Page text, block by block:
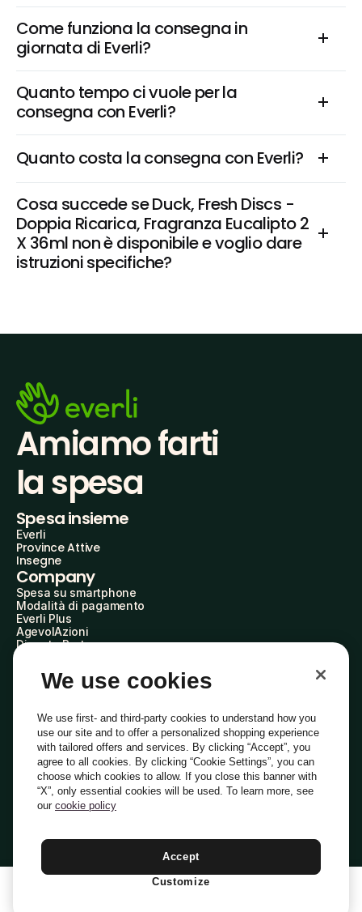
Come funziona la consegna in
giornata di Everli?
Quanto tempo ci vuole per la
consegna con Everli?
Quanto costa la consegna con Everli?
Cosa succede se Duck, Fresh Discs -
Doppia Ricarica, Fragranza Eucalipto 2
X 36ml non è disponibile e voglio dare
istruzioni specifiche?
Amiamo farti
la spesa
Spesa insieme
Everli
Province Attive
Insegne
Company
Spesa su smartphone
Modalità di pagamento
Everli Plus
AgevolAzioni
Diventa Partner
Everli Shoppers
About Us
Everli News
Domande frequenti
Lavora con noi
Diventa Shopper
Investitori
PrivacyCookiePreferenze Cookie
Termini e CondizioniCodice Etico
Indirizzo PEC: everli@pec.it - indirizzo DPO: dpo@everli.com
Italiano
We use cookies
We use first- and third-party cookies to understand how you
use our site and to offer a personalized shopping experience
with tailored offers and services. By clicking “Accept”, you
agree to all cookies. By clicking “Cookie Settings”, you can
choose which cookies to allow. If you close this banner with
“X”, only essential cookies will be used. To learn more, see
our cookie policy
Accept
Customize